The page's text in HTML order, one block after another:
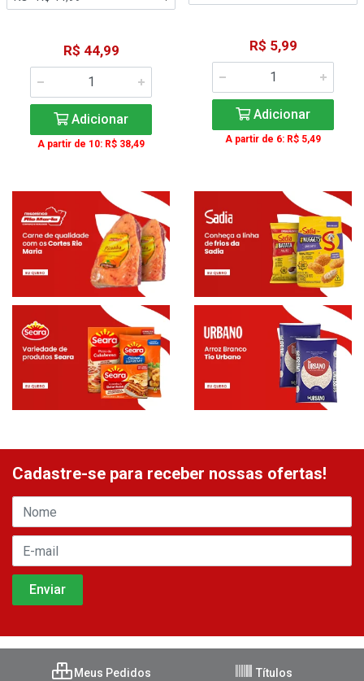
R$ 44,99
Adicionar
A partir de 10: R$ 38,49
R$ 5,99
Adicionar
A partir de 6: R$ 5,49
Cadastre-se para receber nossas ofertas!
Meus Pedidos Títulos